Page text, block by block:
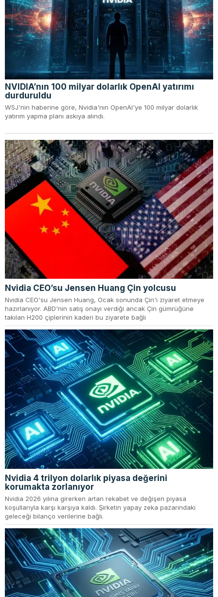
NVIDIA’nın 100 milyar dolarlık OpenAI yatırımı
durduruldu
WSJ'nin haberine göre, Nvidia'nın OpenAI'ye 100 milyar dolarlık
yatırım yapma planı askıya alındı.
Nvidia CEO’su Jensen Huang Çin yolcusu
Nvidia CEO'su Jensen Huang, Ocak sonunda Çin'i ziyaret etmeye
hazırlanıyor. ABD'nin satış onayı verdiği ancak Çin gümrüğüne
takılan H200 çiplerinin kaderi bu ziyarete bağlı
Nvidia 4 trilyon dolarlık piyasa değerini
korumakta zorlanıyor
Nvidia 2026 yılına girerken artan rekabet ve değişen piyasa
koşullarıyla karşı karşıya kaldı. Şirketin yapay zeka pazarındaki
geleceği bilanço verilerine bağlı.